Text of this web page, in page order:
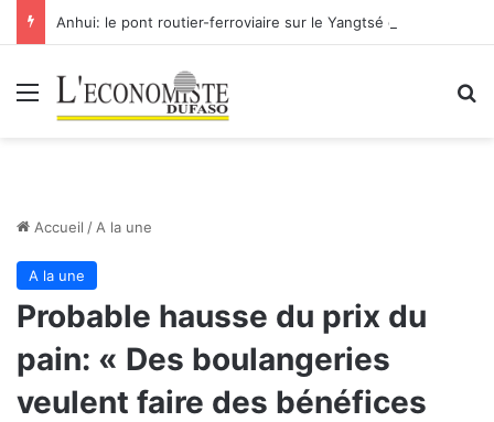
Menu
Accueil / A la une
A la une
Probable hausse du prix du
pain: « Des boulangeries
veulent faire des bénéfices